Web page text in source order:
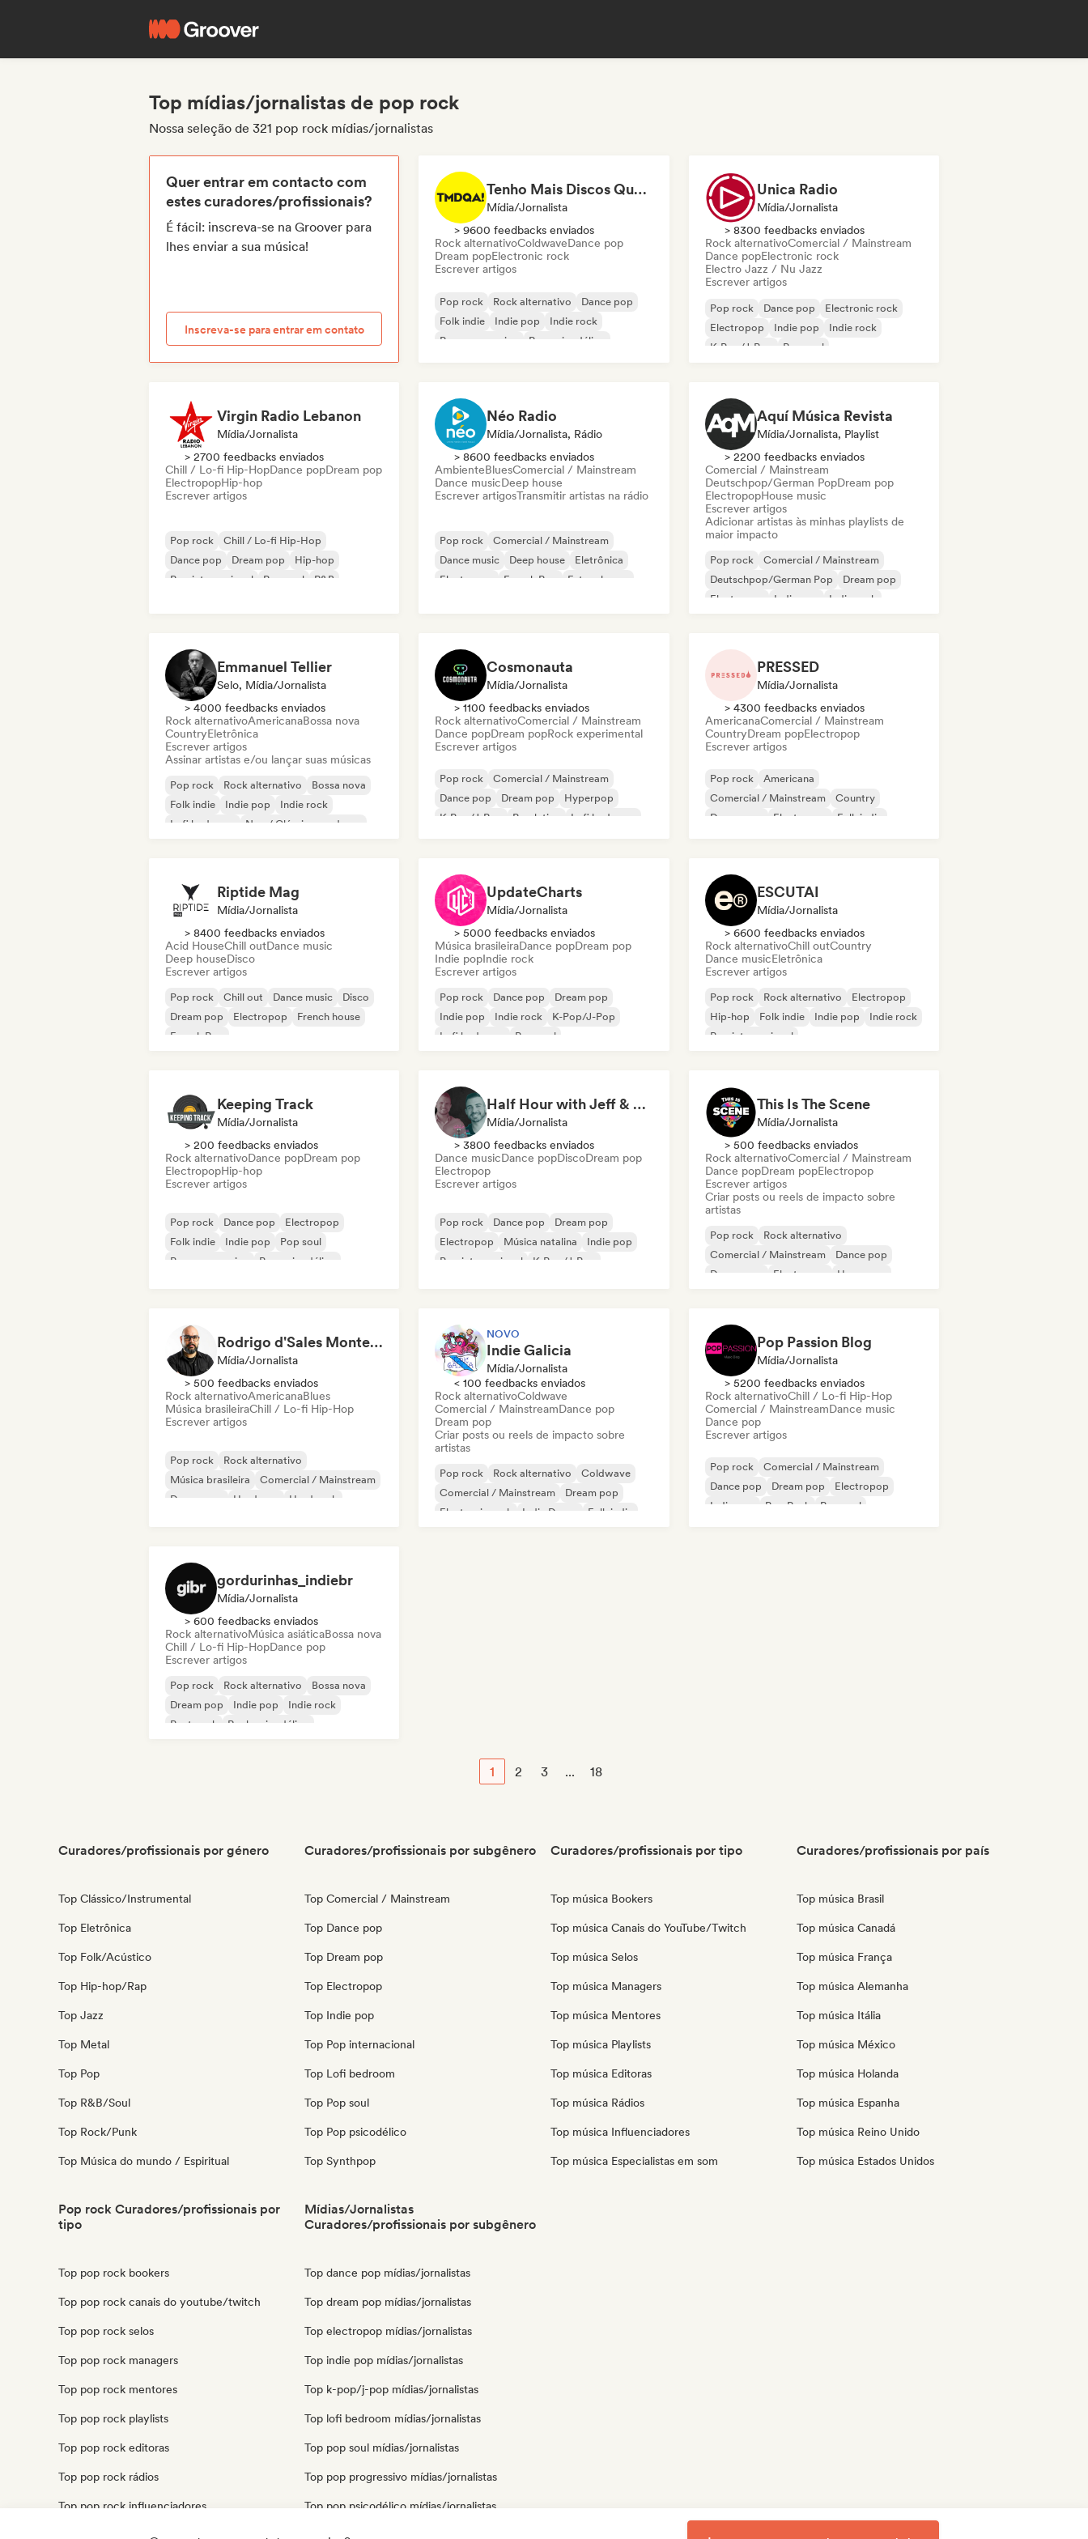
Top mídias/jornalistas de pop rock
Nossa seleção de 321 pop rock mídias/jornalistas
Quer entrar em contacto com
estes curadores/profissionais?
É fácil: inscreva-se na Groover para
lhes enviar a sua música!
Inscreva-se para entrar em contato
Tenho Mais Discos Que Amigos!
Mídia/Jornalista
> 9600 feedbacks enviados
Rock alternativoColdwaveDance pop
Dream popElectronic rock
Escrever artigos
Pop rock Rock alternativo
Dance pop
Folk indie
Indie pop
Indie rock
Pop progressivo
Pop psicodélico
Unica Radio
Mídia/Jornalista
> 8300 feedbacks enviados
Rock alternativoComercial / Mainstream
Dance popElectronic rock
Electro Jazz / Nu Jazz
Escrever artigos
Pop rock Dance pop
Electronic rock
Electropop
Indie pop
Indie rock
K-Pop/J-Pop
Pop soul
Virgin Radio Lebanon
Mídia/Jornalista
> 2700 feedbacks enviados
Chill / Lo-fi Hip-HopDance popDream pop
ElectropopHip-hop
Escrever artigos
Pop rock
Chill / Lo-fi Hip-Hop
Dance pop
Dream pop
Hip-hop
Pop internacional
Pop soul R&B
Néo Radio
Mídia/Jornalista, Rádio
> 8600 feedbacks enviados
AmbienteBluesComercial / Mainstream
Dance musicDeep house
Escrever artigosTransmitir artistas na rádio
Pop rock
Comercial / Mainstream
Dance music
Deep house
Eletrônica
Electropop
French Pop Future house
Aquí Música Revista
Mídia/Jornalista, Playlist
> 2200 feedbacks enviados
Comercial / Mainstream
Deutschpop/German PopDream pop
ElectropopHouse music
Escrever artigos
Adicionar artistas às minhas playlists de
maior impacto
Pop rock
Comercial / Mainstream
Deutschpop/German Pop
Dream pop
Electropop
Indie pop
Indie rock
Emmanuel Tellier
Selo, Mídia/Jornalista
> 4000 feedbacks enviados
Rock alternativoAmericanaBossa nova
CountryEletrônica
Escrever artigos
Assinar artistas e/ou lançar suas músicas
Pop rock Rock alternativo
Bossa nova
Folk indie
Indie pop
Indie rock
Lofi bedroom
Neo / Clássico moderno
Cosmonauta
Mídia/Jornalista
> 1100 feedbacks enviados
Rock alternativoComercial / Mainstream
Dance popDream popRock experimental
Escrever artigos
Pop rock
Comercial / Mainstream
Dance pop
Dream pop
Hyperpop
K-Pop/J-Pop
Pop latino Lofi bedroom
PRESSED
Mídia/Jornalista
> 4300 feedbacks enviados
AmericanaComercial / Mainstream
CountryDream popElectropop
Escrever artigos
Pop rock
Americana
Comercial / Mainstream
Country
Dream pop
Electropop
Folk indie
Riptide Mag
Mídia/Jornalista
> 8400 feedbacks enviados
Acid HouseChill outDance music
Deep houseDisco
Escrever artigos
Pop rock Chill out Dance music
Disco
Dream pop
Electropop
French house
French Pop
UpdateCharts
Mídia/Jornalista
> 5000 feedbacks enviados
Música brasileiraDance popDream pop
Indie popIndie rock
Escrever artigos
Pop rock Dance pop
Dream pop
Indie pop
Indie rock
K-Pop/J-Pop
Lofi bedroom
Pop soul
ESCUTAI
Mídia/Jornalista
> 6600 feedbacks enviados
Rock alternativoChill outCountry
Dance musicEletrônica
Escrever artigos
Pop rock Rock alternativo
Electropop
Hip-hop
Folk indie Indie pop
Indie rock
Pop internacional
Keeping Track
Mídia/Jornalista
> 200 feedbacks enviados
Rock alternativoDance popDream pop
ElectropopHip-hop
Escrever artigos
Pop rock Dance pop
Electropop
Folk indie
Indie pop
Pop soul
Pop progressivo
Pop psicodélico
Half Hour with Jeff & Richie (An Entertainment Podcast)
Mídia/Jornalista
> 3800 feedbacks enviados
Dance musicDance popDiscoDream pop
Electropop
Escrever artigos
Pop rock Dance pop
Dream pop
Electropop
Música natalina
Indie pop
Pop internacional
K-Pop/J-Pop
This Is The Scene
Mídia/Jornalista
> 500 feedbacks enviados
Rock alternativoComercial / Mainstream
Dance popDream popElectropop
Escrever artigos
Criar posts ou reels de impacto sobre
artistas
Pop rock
Rock alternativo
Comercial / Mainstream
Dance pop
Dream pop
Electropop
Hyperpop
Rodrigo d'Sales Monteiro - Musikorama
Mídia/Jornalista
> 500 feedbacks enviados
Rock alternativoAmericanaBlues
Música brasileiraChill / Lo-fi Hip-Hop
Escrever artigos
Pop rock
Rock alternativo
Música brasileira
Comercial / Mainstream
Dream pop
Hardcore
Hard rock
NOVO
Indie Galicia
Mídia/Jornalista
< 100 feedbacks enviados
Rock alternativoColdwave
Comercial / MainstreamDance pop
Dream pop
Criar posts ou reels de impacto sobre
artistas
Pop rock Rock alternativo
Coldwave
Comercial / Mainstream
Dream pop
Electronic rock
Indie Dance Folk indie
Pop Passion Blog
Mídia/Jornalista
> 5200 feedbacks enviados
Rock alternativoChill / Lo-fi Hip-Hop
Comercial / MainstreamDance music
Dance pop
Escrever artigos
Pop rock
Comercial / Mainstream
Dance pop
Dream pop
Electropop
Indie pop
Pop Punk Pop soul
gordurinhas_indiebr
Mídia/Jornalista
> 600 feedbacks enviados
Rock alternativoMúsica asiáticaBossa nova
Chill / Lo-fi Hip-HopDance pop
Escrever artigos
Pop rock Rock alternativo
Bossa nova
Dream pop
Indie pop
Indie rock
Post punk
Rock psicodélico
1 2 3 ... 18
Curadores/profissionais por género
Top Clássico/Instrumental
Top Eletrônica
Top Folk/Acústico
Top Hip-hop/Rap
Top Jazz
Top Metal
Top Pop
Top R&B/Soul
Top Rock/Punk
Top Música do mundo / Espiritual
Curadores/profissionais por subgênero
Top Comercial / Mainstream
Top Dance pop
Top Dream pop
Top Electropop
Top Indie pop
Top Pop internacional
Top Lofi bedroom
Top Pop soul
Top Pop psicodélico
Top Synthpop
Curadores/profissionais por tipo
Top música Bookers
Top música Canais do YouTube/Twitch
Top música Selos
Top música Managers
Top música Mentores
Top música Playlists
Top música Editoras
Top música Rádios
Top música Influenciadores
Top música Especialistas em som
Curadores/profissionais por país
Top música Brasil
Top música Canadá
Top música França
Top música Alemanha
Top música Itália
Top música México
Top música Holanda
Top música Espanha
Top música Reino Unido
Top música Estados Unidos
Pop rock Curadores/profissionais por
tipo
Top pop rock bookers
Top pop rock canais do youtube/twitch
Top pop rock selos
Top pop rock managers
Top pop rock mentores
Top pop rock playlists
Top pop rock editoras
Top pop rock rádios
Top pop rock influenciadores
Top pop rock especialistas em som
Mídias/Jornalistas
Curadores/profissionais por subgênero
Top dance pop mídias/jornalistas
Top dream pop mídias/jornalistas
Top electropop mídias/jornalistas
Top indie pop mídias/jornalistas
Top k-pop/j-pop mídias/jornalistas
Top lofi bedroom mídias/jornalistas
Top pop soul mídias/jornalistas
Top pop progressivo mídias/jornalistas
Top pop psicodélico mídias/jornalistas
Top synthpop mídias/jornalistas